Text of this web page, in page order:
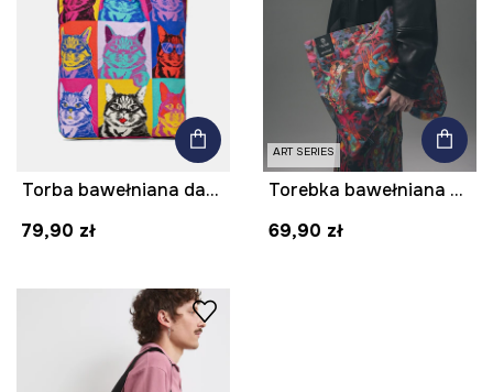
Torba bawełniana damska z okazji Dnia Kota
79,90 zł
ART SERIES
Torebka bawełniana z kolekcji Tattoo Art by Tuan Nguyen
69,90 zł